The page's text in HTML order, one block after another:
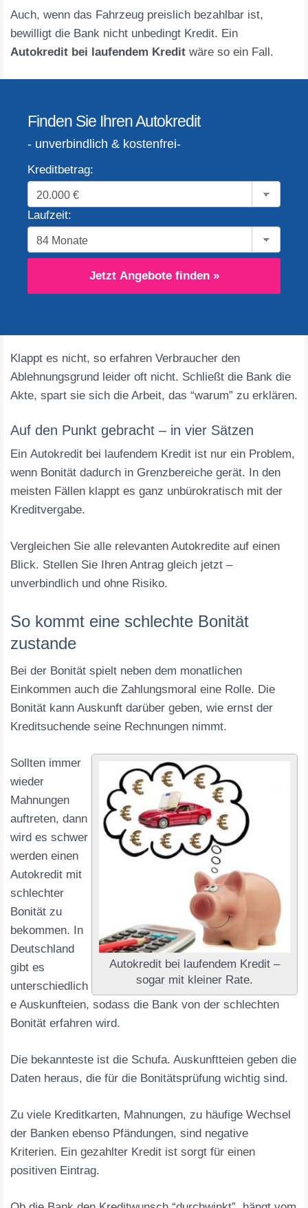
Auch, wenn das Fahrzeug preislich bezahlbar ist,
bewilligt die Bank nicht unbedingt Kredit. Ein
Autokredit bei laufendem Kredit wäre so ein Fall.
Finden Sie Ihren Autokredit
- unverbindlich & kostenfrei-
Kreditbetrag:
Laufzeit:
Jetzt Angebote finden »
Klappt es nicht, so erfahren Verbraucher den
Ablehnungsgrund leider oft nicht. Schließt die Bank die
Akte, spart sie sich die Arbeit, das “warum” zu erklären.
Auf den Punkt gebracht – in vier Sätzen
Ein Autokredit bei laufendem Kredit ist nur ein Problem,
wenn Bonität dadurch in Grenzbereiche gerät. In den
meisten Fällen klappt es ganz unbürokratisch mit der
Kreditvergabe.
Vergleichen Sie alle relevanten Autokredite auf einen
Blick. Stellen Sie Ihren Antrag gleich jetzt –
unverbindlich und ohne Risiko.
So kommt eine schlechte Bonität
zustande
Bei der Bonität spielt neben dem monatlichen
Einkommen auch die Zahlungsmoral eine Rolle. Die
Bonität kann Auskunft darüber geben, wie ernst der
Kreditsuchende seine Rechnungen nimmt.
Autokredit bei laufendem Kredit –
sogar mit kleiner Rate.
Sollten immer
wieder
Mahnungen
auftreten, dann
wird es schwer
werden einen
Autokredit mit
schlechter
Bonität zu
bekommen. In
Deutschland
gibt es
unterschiedlich
e Auskunfteien, sodass die Bank von der schlechten
Bonität erfahren wird.
Die bekannteste ist die Schufa. Auskunftteien geben die
Daten heraus, die für die Bonitätsprüfung wichtig sind.
Zu viele Kreditkarten, Mahnungen, zu häufige Wechsel
der Banken ebenso Pfändungen, sind negative
Kriterien. Ein gezahlter Kredit ist sorgt für einen
positiven Eintrag.